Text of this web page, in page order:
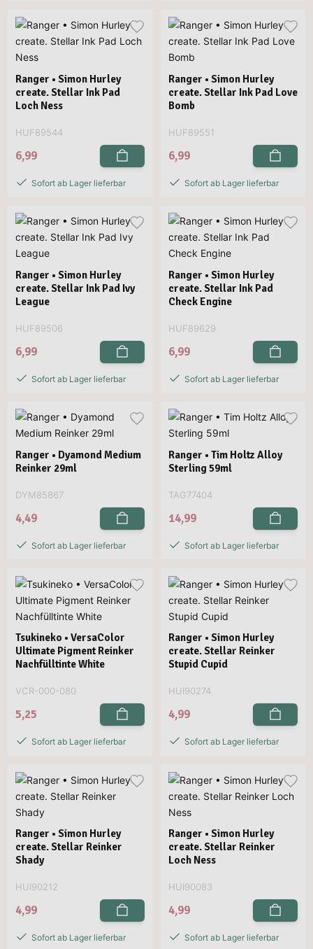
Ranger • Simon Hurley
create. Stellar Ink Pad
Loch Ness
HUF89544
6,99
Sofort ab Lager lieferbar
Ranger • Simon Hurley
create. Stellar Ink Pad Love
Bomb
HUF89551
6,99
Sofort ab Lager lieferbar
Ranger • Simon Hurley
create. Stellar Ink Pad Ivy
League
HUF89506
6,99
Sofort ab Lager lieferbar
Ranger • Simon Hurley
create. Stellar Ink Pad
Check Engine
HUF89629
6,99
Sofort ab Lager lieferbar
Ranger • Dyamond Medium
Reinker 29ml
DYM85867
4,49
Sofort ab Lager lieferbar
Ranger • Tim Holtz Alloy
Sterling 59ml
TAG77404
14,99
Sofort ab Lager lieferbar
Tsukineko • VersaColor
Ultimate Pigment Reinker
Nachfülltinte White
VCR-000-080
5,25
Sofort ab Lager lieferbar
Ranger • Simon Hurley
create. Stellar Reinker
Stupid Cupid
HUI90274
4,99
Sofort ab Lager lieferbar
Ranger • Simon Hurley
create. Stellar Reinker
Shady
HUI90212
4,99
Sofort ab Lager lieferbar
Ranger • Simon Hurley
create. Stellar Reinker
Loch Ness
HUI90083
4,99
Sofort ab Lager lieferbar